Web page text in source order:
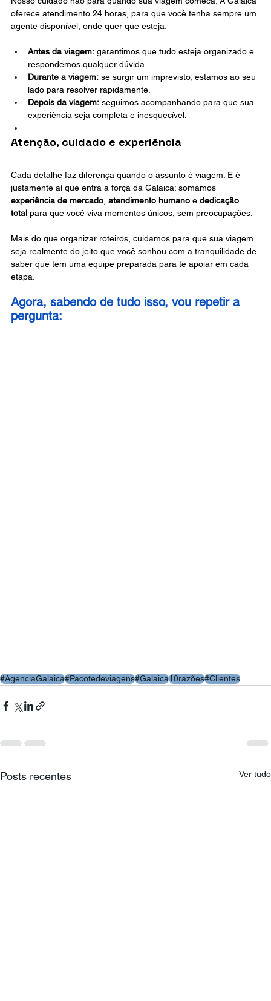
oferece atendimento 24 horas, para que você tenha sempre um
agente disponível, onde quer que esteja.
Antes da viagem: garantimos que tudo esteja organizado e
respondemos qualquer dúvida.
Durante a viagem: se surgir um imprevisto, estamos ao seu
lado para resolver rapidamente.
Depois da viagem: seguimos acompanhando para que sua
experiência seja completa e inesquecível.
Atenção, cuidado e experiência
Cada detalhe faz diferença quando o assunto é viagem. E é
justamente aí que entra a força da Galaica: somamos
experiência de mercado atendimento humano e dedicação
total para que você viva momentos únicos, sem preocupações.
Mais do que organizar roteiros, cuidamos para que sua viagem
seja realmente do jeito que você sonhou com a tranquilidade de
saber que tem uma equipe preparada para te apoiar em cada
etapa.
Agora, sabendo de tudo isso, vou repetir a
pergunta:
#AgenciaGalaica#Pacotedeviagens#Galaica10razões#Clientes
Posts recentes Ver tudo